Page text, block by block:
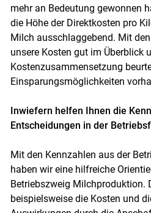
mehr an Bedeutung gewonnen
die Höhe der Direktkosten pro
Milch ausschlaggebend. Mit
unsere Kosten gut im Überblick
Kostenzusammensetzung
Einsparungsmöglichkeiten
Inwiefern helfen Ihnen die
Entscheidungen in der
Mit den Kennzahlen aus der
haben wir eine hilfreiche
Betriebszweig Milchproduktion.
beispielsweise die Kosten und